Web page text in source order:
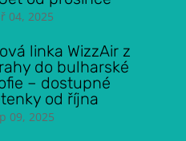
04, 2025
linka WizzAir z
do bulharské
– dostupné
od října
09, 2025